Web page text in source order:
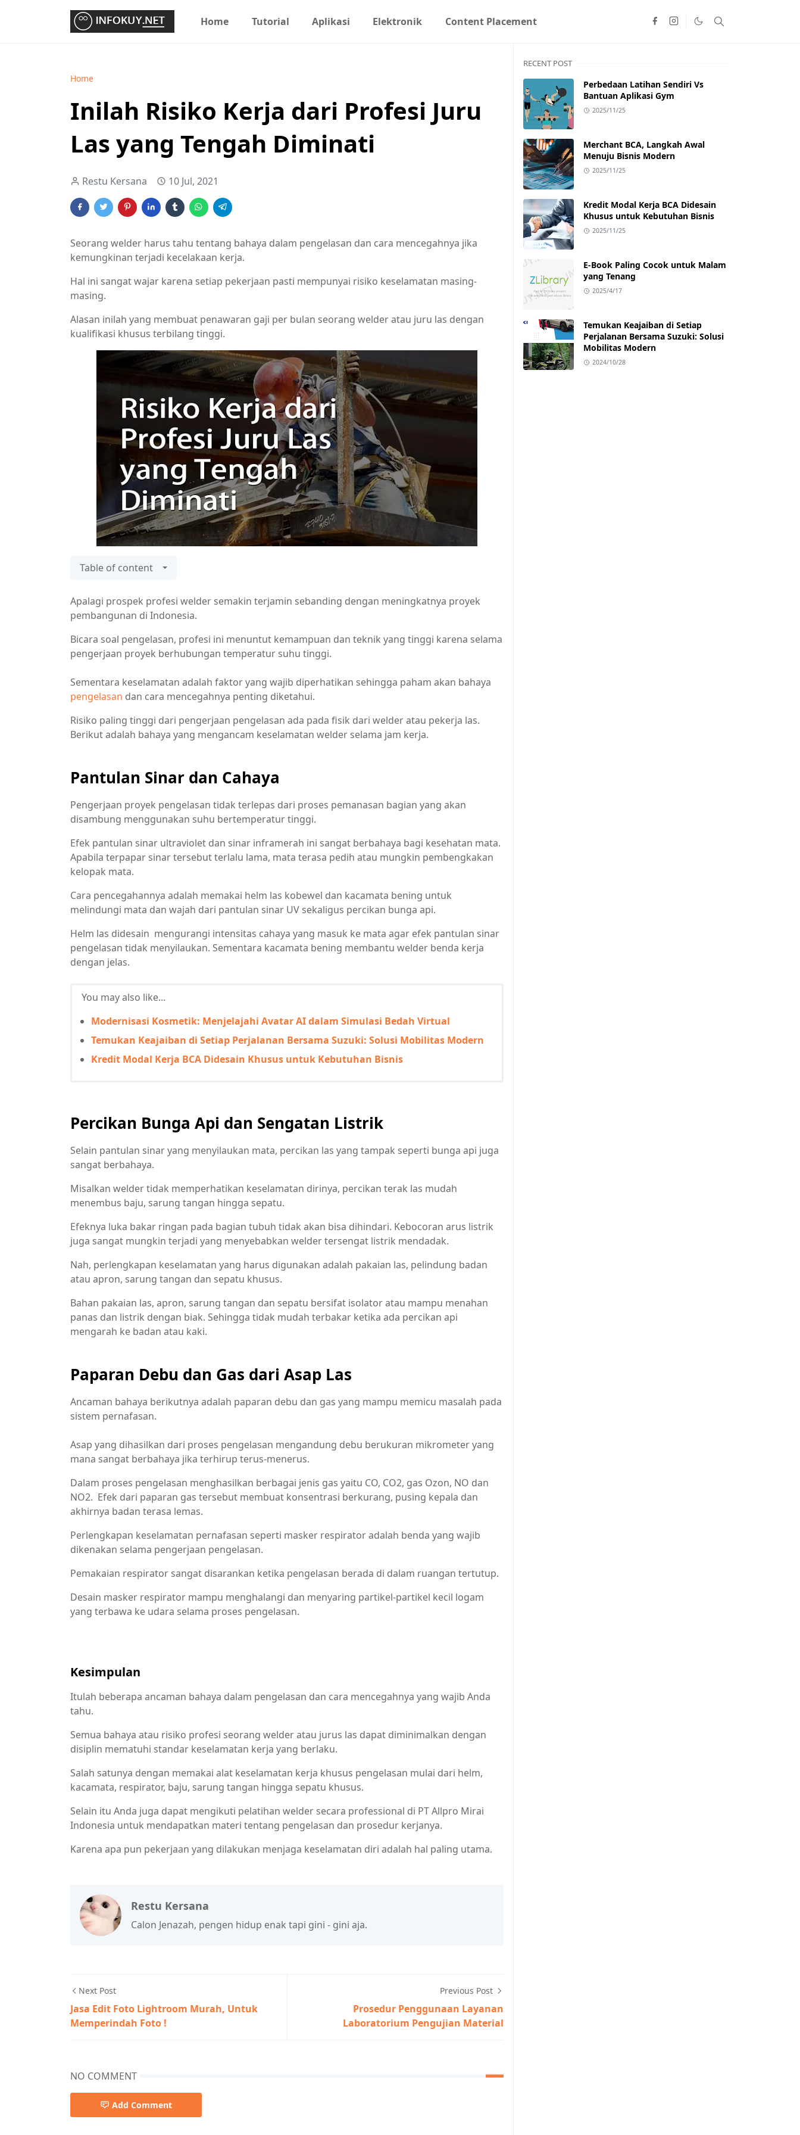
Home Tutorial Aplikasi Elektronik Content Placement
Home
Inilah Risiko Kerja dari Profesi Juru
Las yang Tengah Diminati
Restu Kersana 10 Jul, 2021
Seorang welder harus tahu tentang bahaya dalam pengelasan dan cara mencegahnya jika
kemungkinan terjadi kecelakaan kerja.
Hal ini sangat wajar karena setiap pekerjaan pasti mempunyai risiko keselamatan masing-
masing.
Alasan inilah yang membuat penawaran gaji per bulan seorang welder atau juru las dengan
kualifikasi khusus terbilang tinggi.
Table of content
Apalagi prospek profesi welder semakin terjamin sebanding dengan meningkatnya proyek
pembangunan di Indonesia.
Bicara soal pengelasan, profesi ini menuntut kemampuan dan teknik yang tinggi karena selama
pengerjaan proyek berhubungan temperatur suhu tinggi.
Sementara keselamatan adalah faktor yang wajib diperhatikan sehingga paham akan bahaya
pengelasan dan cara mencegahnya penting diketahui.
Risiko paling tinggi dari pengerjaan pengelasan ada pada fisik dari welder atau pekerja las.
Berikut adalah bahaya yang mengancam keselamatan welder selama jam kerja.
Pantulan Sinar dan Cahaya
Pengerjaan proyek pengelasan tidak terlepas dari proses pemanasan bagian yang akan
disambung menggunakan suhu bertemperatur tinggi.
Efek pantulan sinar ultraviolet dan sinar inframerah ini sangat berbahaya bagi kesehatan mata.
Apabila terpapar sinar tersebut terlalu lama, mata terasa pedih atau mungkin pembengkakan
kelopak mata.
Cara pencegahannya adalah memakai helm las kobewel dan kacamata bening untuk
melindungi mata dan wajah dari pantulan sinar UV sekaligus percikan bunga api.
Helm las didesain mengurangi intensitas cahaya yang masuk ke mata agar efek pantulan sinar
pengelasan tidak menyilaukan. Sementara kacamata bening membantu welder benda kerja
dengan jelas.
You may also like...
Modernisasi Kosmetik: Menjelajahi Avatar AI dalam Simulasi Bedah Virtual
Temukan Keajaiban di Setiap Perjalanan Bersama Suzuki: Solusi Mobilitas Modern
Kredit Modal Kerja BCA Didesain Khusus untuk Kebutuhan Bisnis
Percikan Bunga Api dan Sengatan Listrik
Selain pantulan sinar yang menyilaukan mata, percikan las yang tampak seperti bunga api juga
sangat berbahaya.
Misalkan welder tidak memperhatikan keselamatan dirinya, percikan terak las mudah
menembus baju, sarung tangan hingga sepatu.
Efeknya luka bakar ringan pada bagian tubuh tidak akan bisa dihindari. Kebocoran arus listrik
juga sangat mungkin terjadi yang menyebabkan welder tersengat listrik mendadak.
Nah, perlengkapan keselamatan yang harus digunakan adalah pakaian las, pelindung badan
atau apron, sarung tangan dan sepatu khusus.
Bahan pakaian las, apron, sarung tangan dan sepatu bersifat isolator atau mampu menahan
panas dan listrik dengan biak. Sehingga tidak mudah terbakar ketika ada percikan api
mengarah ke badan atau kaki.
Paparan Debu dan Gas dari Asap Las
Ancaman bahaya berikutnya adalah paparan debu dan gas yang mampu memicu masalah pada
sistem pernafasan.
Asap yang dihasilkan dari proses pengelasan mengandung debu berukuran mikrometer yang
mana sangat berbahaya jika terhirup terus-menerus.
Dalam proses pengelasan menghasilkan berbagai jenis gas yaitu CO, CO2, gas Ozon, NO dan
NO2. Efek dari paparan gas tersebut membuat konsentrasi berkurang, pusing kepala dan
akhirnya badan terasa lemas.
Perlengkapan keselamatan pernafasan seperti masker respirator adalah benda yang wajib
dikenakan selama pengerjaan pengelasan.
Pemakaian respirator sangat disarankan ketika pengelasan berada di dalam ruangan tertutup.
Desain masker respirator mampu menghalangi dan menyaring partikel-partikel kecil logam
yang terbawa ke udara selama proses pengelasan.
Kesimpulan
Itulah beberapa ancaman bahaya dalam pengelasan dan cara mencegahnya yang wajib Anda
tahu.
Semua bahaya atau risiko profesi seorang welder atau jurus las dapat diminimalkan dengan
disiplin mematuhi standar keselamatan kerja yang berlaku.
Salah satunya dengan memakai alat keselamatan kerja khusus pengelasan mulai dari helm,
kacamata, respirator, baju, sarung tangan hingga sepatu khusus.
Selain itu Anda juga dapat mengikuti pelatihan welder secara professional di PT Allpro Mirai
Indonesia untuk mendapatkan materi tentang pengelasan dan prosedur kerjanya.
Karena apa pun pekerjaan yang dilakukan menjaga keselamatan diri adalah hal paling utama.
Restu Kersana
Calon Jenazah, pengen hidup enak tapi gini - gini aja.
Next Post
Jasa Edit Foto Lightroom Murah, Untuk
Memperindah Foto !
Previous Post
Prosedur Penggunaan Layanan
Laboratorium Pengujian Material
NO COMMENT
Add Comment
RECENT POST
Perbedaan Latihan Sendiri Vs
Bantuan Aplikasi Gym
2025/11/25
Merchant BCA, Langkah Awal
Menuju Bisnis Modern
2025/11/25
Kredit Modal Kerja BCA Didesain
Khusus untuk Kebutuhan Bisnis
2025/11/25
E-Book Paling Cocok untuk Malam
yang Tenang
2025/4/17
Temukan Keajaiban di Setiap
Perjalanan Bersama Suzuki: Solusi
Mobilitas Modern
2024/10/28